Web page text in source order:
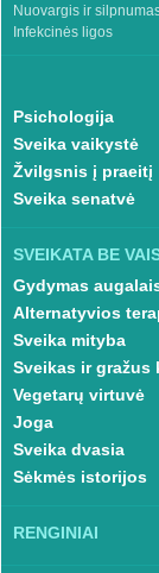
Nuovargis ir
Infekcinės ligos
Psichologija
Sveika vaikystė
Žvilgsnis į praeitį
Sveika senatvė
SVEIKATA BE
Gydymas
Alternatyvios
Sveika mityba
Sveikas ir gražus
Vegetarų virtuvė
Joga
Sveika dvasia
Sėkmės istorijos
RENGINIAI